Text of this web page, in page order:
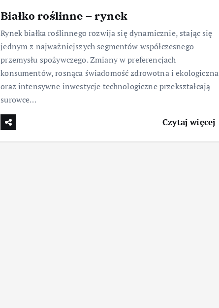
Białko roślinne – rynek
Rynek białka roślinnego rozwija się dynamicznie, stając się
jednym z najważniejszych segmentów współczesnego
przemysłu spożywczego. Zmiany w preferencjach
konsumentów, rosnąca świadomość zdrowotna i ekologiczna
oraz intensywne inwestycje technologiczne przekształcają
surowce…
Czytaj więcej